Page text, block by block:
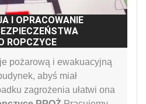
I OPRACOWANIE
ROPCZYCE
pożarową i ewakuacyjną
abyś miał
zagrożenia ułatwi ona